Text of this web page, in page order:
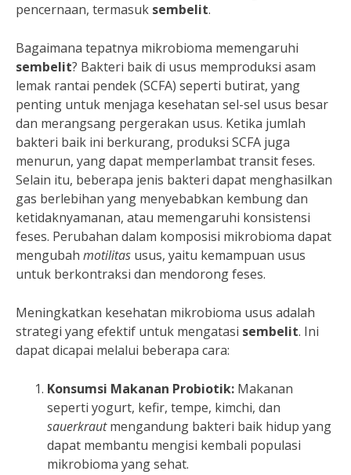
pencernaan, termasuk sembelit.
Bagaimana tepatnya mikrobioma memengaruhi
sembelit? Bakteri baik di usus memproduksi asam
lemak rantai pendek (SCFA) seperti butirat, yang
penting untuk menjaga kesehatan sel-sel usus besar
dan merangsang pergerakan usus. Ketika jumlah
bakteri baik ini berkurang, produksi SCFA juga
menurun, yang dapat memperlambat transit feses.
Selain itu, beberapa jenis bakteri dapat menghasilkan
gas berlebihan yang menyebabkan kembung dan
ketidaknyamanan, atau memengaruhi konsistensi
feses. Perubahan dalam komposisi mikrobioma dapat
mengubah motilitas usus, yaitu kemampuan usus
untuk berkontraksi dan mendorong feses.
Meningkatkan kesehatan mikrobioma usus adalah
strategi yang efektif untuk mengatasi sembelit. Ini
dapat dicapai melalui beberapa cara:
Konsumsi Makanan Probiotik: Makanan
seperti yogurt, kefir, tempe, kimchi, dan
sauerkrautmengandung bakteri baik hidup yang
dapat membantu mengisi kembali populasi
mikrobioma yang sehat.